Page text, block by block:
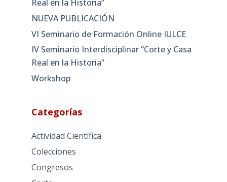
Real en la Historia”
NUEVA PUBLICACIÓN
VI Seminario de Formación Online IULCE
IV Seminario Interdisciplinar “Corte y Casa
Real en la Historia”
Workshop
Categorías
Actividad Científica
Colecciones
Congresos